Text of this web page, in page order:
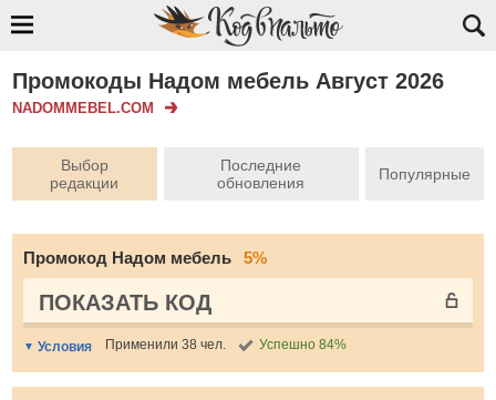
Промокоды Надом мебель Август 2026
NADOMMEBEL.COM
Выбор
редакции
Последние
обновления
Популярные
Промокод Надом мебель 5%
ПОКАЗАТЬ КОД
Условия Применили 38 чел. Успешно 84%